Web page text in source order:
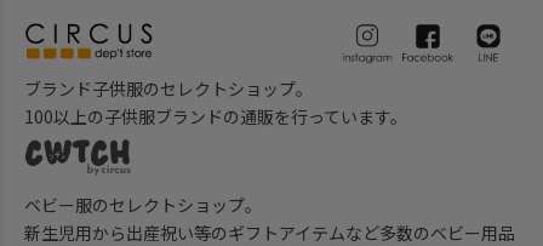
ブランド子供服のセレクトショップ。
100以上の子供服ブランドの通販を行っています。
ベビー服のセレクトショップ。
新生児用から出産祝い等のギフトアイテムなど多数のベビー用品